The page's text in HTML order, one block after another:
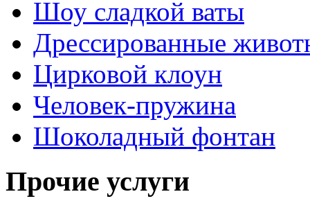
Шоу сладкой ваты
Дрессированные
Цирковой клоун
Человек-пружина
Шоколадный фонтан
Прочие услуги